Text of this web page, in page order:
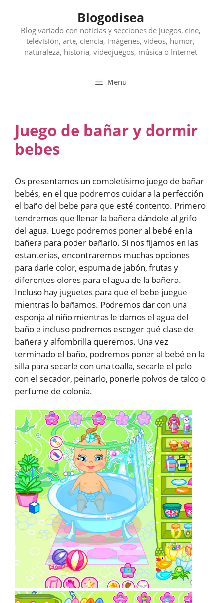
contenido
Blogodisea
Blog variado con noticias y secciones de juegos, cine,
televisión, arte, ciencia, imágenes, videos, humor,
naturaleza, historia, videojuegos, música o Internet
Menú
Juego de bañar y dormir
bebes
Os presentamos un completísimo juego de bañar
bebés, en el que podremos cuidar a la perfección
el baño del bebe para que esté contento. Primero
tendremos que llenar la bañera dándole al grifo
del agua. Luego podremos poner al bebé en la
bañera para poder bañarlo. Si nos fijamos en las
estanterías, encontraremos muchas opciones
para darle color, espuma de jabón, frutas y
diferentes olores para el agua de la bañera.
Incluso hay juguetes para que el bebe juegue
mientras lo bañamos. Podremos dar con una
esponja al niño mientras le damos el agua del
baño e incluso podremos escoger qué clase de
bañera y alfombrilla queremos. Una vez
terminado el baño, podremos poner al bebé en la
silla para secarle con una toalla, secarle el pelo
con el secador, peinarlo, ponerle polvos de talco o
perfume de colonia.